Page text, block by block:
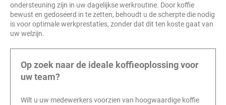
ondersteuning zijn in uw dagelijkse werkroutine. Door koffie
bewust en gedoseerd in te zetten, behoudt u de scherpte die nodig
is voor optimale werkprestaties, zonder dat dit ten koste gaat van
uw welzijn.
Op zoek naar de ideale koffieoplossing voor
uw team?
Wilt u uw medewerkers voorzien van hoogwaardige koffie